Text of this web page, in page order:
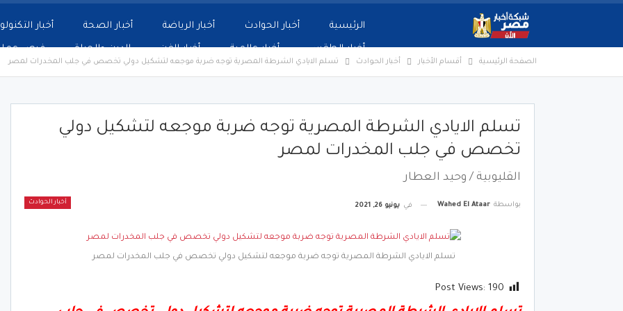
الرئيسية أخبار الحوادث أخبار الرياضة أخبار الصحة أخبار
أخبار الطقس أخبار عالمية أخبار الفن الدين والحياة فرص
الصفحة الرئيسية أقسام الأخبار أخبار الحوادث تسلم الايادي الشرطة المصرية توجه ضربة موجعه لتشكيل دولي تخصص في جلب المخدرات لمصر
تسلم الايادي الشرطة المصرية توجه ضربة موجعه لتشكيل دولي
تخصص في جلب المخدرات لمصر
القليوبية / وحيد العطار
أخبار الحوادث بواسطة Wahed El Ataar في يونيو 26, 2021
تسلم الايادي الشرطة المصرية توجه ضربة موجعه لتشكيل دولي تخصص في جلب المخدرات لمصر
Post Views: 190